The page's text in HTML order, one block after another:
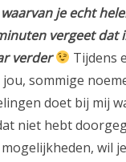
je echt
vergeet dat
verder
Tijdens
sommige
doet bij mij
niet hebt
wil